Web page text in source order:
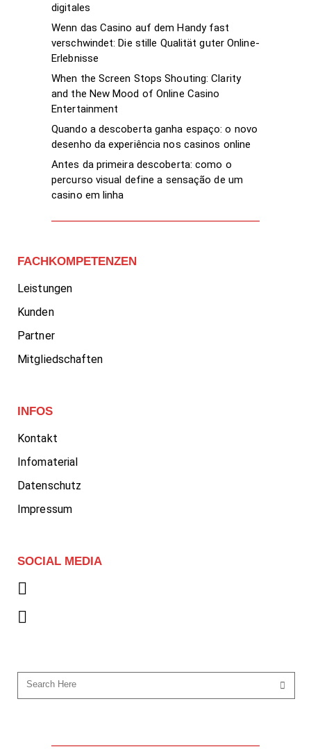
digitales
Wenn das Casino auf dem Handy fast
verschwindet: Die stille Qualität guter Online-
Erlebnisse
When the Screen Stops Shouting: Clarity
and the New Mood of Online Casino
Entertainment
Quando a descoberta ganha espaço: o novo
desenho da experiência nos casinos online
Antes da primeira descoberta: como o
percurso visual define a sensação de um
casino em linha
FACHKOMPETENZEN
Leistungen
Kunden
Partner
Mitgliedschaften
INFOS
Kontakt
Infomaterial
Datenschutz
Impressum
SOCIAL MEDIA